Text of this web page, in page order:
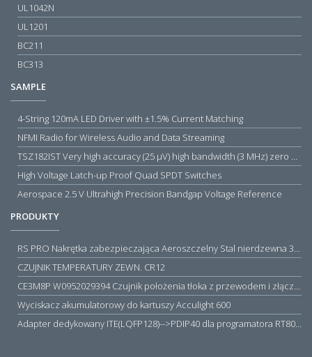
UL1042N
UL1201
BC211
BC313
SAMPLE
4-String 120mA LED Driver with ±1.5% Current Matching
NFMI Radio for Wireless Audio and Data Streaming
TSZ182IST Very high accuracy (25 µV) high bandwidth (3 MHz) zero drift 5 V operational amplifiers
High Voltage Latch-up Proof Quad SPDT Switches
Aerospace 2.5 V Ultrahigh Precision Bandgap Voltage Reference
PRODUKTY
RS PRO Nakrętka zabezpieczająca Aeroszczelny Stal nierdzewna 316 Zwykłe
CZUJNIK TEMPERATURY ZEWN. CR12
CE3M8P W0952029394 Czujnik położenia tłoka z przewodem i złączem M8, PNP NO, 10...30VDC, 100mA, METALWORK, METAL WORK jak MZT1-0
Wyciskacz akumulatorowy do kartuszy Acculight 600
Adapter dedykowany ITE(LQFP128)-->PDIP40 dla programatora RT809H/RT809F (simple)